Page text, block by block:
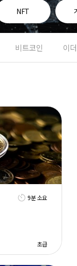
NFT
비트코인 이
9분 소요
초급